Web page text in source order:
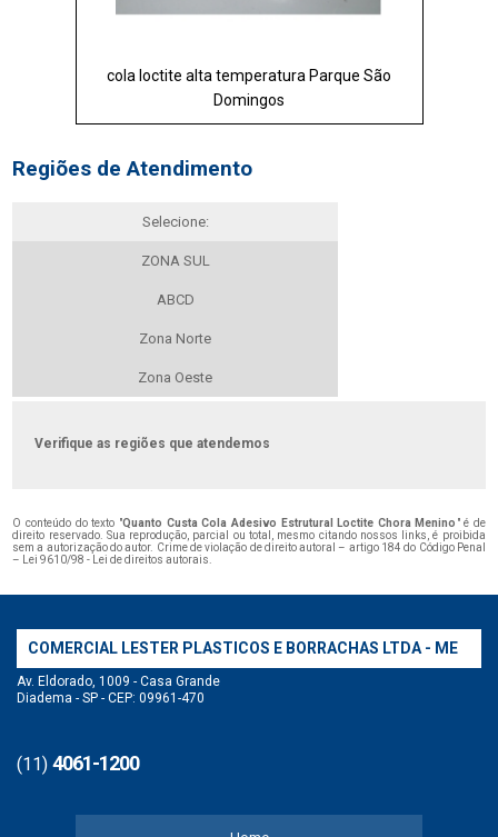
cola loctite alta temperatura Parque São
Domingos
Regiões de Atendimento
Selecione:
ZONA SUL
ABCD
Zona Norte
Zona Oeste
Verifique as regiões que atendemos
O conteúdo do texto "Quanto Custa Cola Adesivo Estrutural Loctite Chora Menino " é de
direito reservado. Sua reprodução, parcial ou total, mesmo citando nossos links, é proibida
sem a autorização do autor. Crime de violação de direito autoral – artigo 184 do Código Penal
– Lei 9610/98 - Lei de direitos autorais.
COMERCIAL LESTER PLASTICOS E BORRACHAS LTDA - ME
Av. Eldorado, 1009 - Casa Grande
Diadema - SP - CEP: 09961-470
(11) 4061-1200